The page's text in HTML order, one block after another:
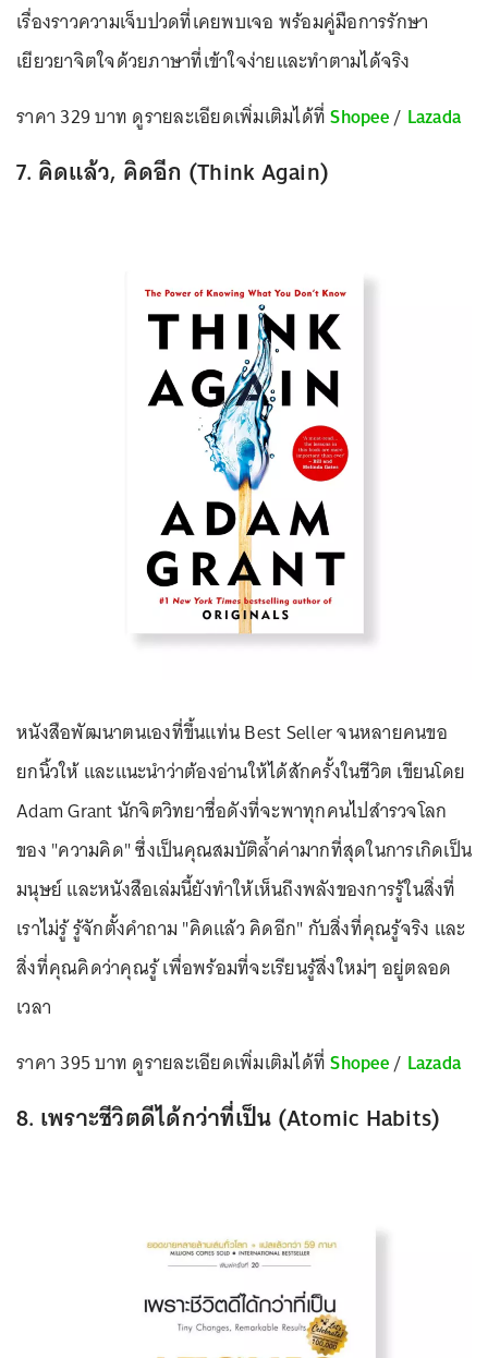
เรื่องราวความเจ็บปวดที่เคยพบเจอ พร้อมคู่มือการรักษา
เยียวยาจิตใจด้วยภาษาที่เข้าใจง่ายและทำตามได้จริง
ราคา 329 บาท ดูรายละเอียดเพิ่มเติมได้ที่Shopee/ Lazada
7. คิดแล้ว, คิดอีก (Think Again)
หนังสือพัฒนาตนเองที่ขึ้นแท่น Best Seller จนหลายคนขอ
ยกนิ้วให้ และแนะนำว่าต้องอ่านให้ได้สักครั้งในชีวิต เขียนโดย
Adam Grant นักจิตวิทยาชื่อดังที่จะพาทุกคนไปสำรวจโลก
ของ "ความคิด" ซึ่งเป็นคุณสมบัติล้ำค่ามากที่สุดในการเกิดเป็น
มนุษย์ และหนังสือเล่มนี้ยังทำให้เห็นถึงพลังของการรู้ในสิ่งที่
เราไม่รู้ รู้จักตั้งคำถาม "คิดแล้ว คิดอีก" กับสิ่งที่คุณรู้จริง และ
สิ่งที่คุณคิดว่าคุณรู้ เพื่อพร้อมที่จะเรียนรู้สิ่งใหม่ๆ อยู่ตลอด
เวลา
ราคา 395 บาท ดูรายละเอียดเพิ่มเติมได้ที่Shopee/ Lazada
8. เพราะชีวิตดีได้กว่าที่เป็น (Atomic Habits)